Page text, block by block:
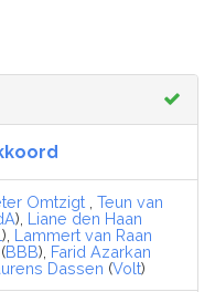
Omtzigt
Teun van
), Liane den Haan
), Lammert van Raan
(BBB), Farid Azarkan
Dassen (Volt)